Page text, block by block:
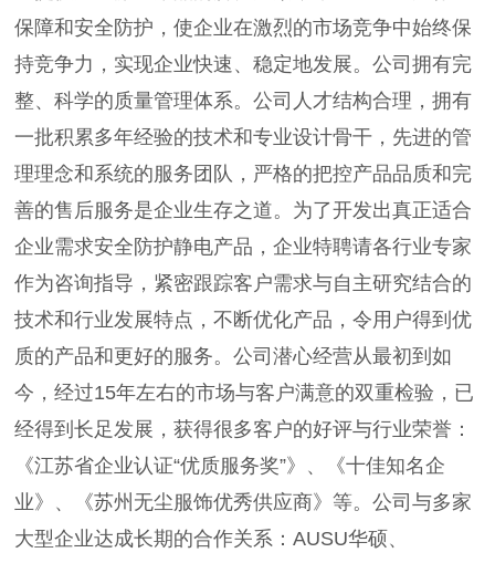
保障和安全防护，使企业在激烈的市场竞争中始终保
持竞争力，实现企业快速、稳定地发展。公司拥有完
整、科学的质量管理体系。公司人才结构合理，拥有
一批积累多年经验的技术和专业设计骨干，先进的管
理理念和系统的服务团队，严格的把控产品品质和完
善的售后服务是企业生存之道。为了开发出真正适合
企业需求安全防护静电产品，企业特聘请各行业专家
作为咨询指导，紧密跟踪客户需求与自主研究结合的
技术和行业发展特点，不断优化产品，令用户得到优
质的产品和更好的服务。公司潜心经营从最初到如
今，经过15年左右的市场与客户满意的双重检验，已
经得到长足发展，获得很多客户的好评与行业荣誉：
《江苏省企业认证“优质服务奖”》、《十佳知名企
业》、《苏州无尘服饰优秀供应商》等。公司与多家
大型企业达成长期的合作关系：AUSU华硕、